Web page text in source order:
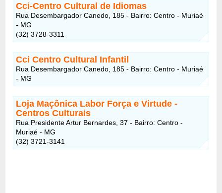
Cci-Centro Cultural de Idiomas
Rua Desembargador Canedo, 185 - Bairro: Centro - Muriaé
- MG
(32) 3728-3311
Cci Centro Cultural Infantil
Rua Desembargador Canedo, 185 - Bairro: Centro - Muriaé
- MG
Loja Maçônica Labor Força e Virtude -
Centros Culturais
Rua Presidente Artur Bernardes, 37 - Bairro: Centro -
Muriaé - MG
(32) 3721-3141